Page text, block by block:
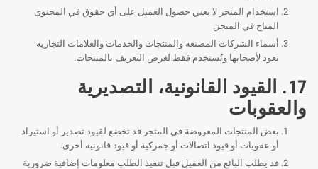
استخدام المتجر لا يعني حصول العميل على أي حقوق في المحتوى
المتاح في المتجر.
أسماء الشركات المصنعة والمنتجات والخدمات والعلامات التجارية
تعود لأصحابها وتُستخدم فقط لغرض التعريف بالمنتجات.
17. القيود القانونية، التصديرية
والعقوبات
بعض المنتجات المعروضة في المتجر قد تخضع لقيود تصدير أو استيراد
أو عقوبات أو قيود اتصالات أو جمركية أو قيود قانونية أخرى.
قد يطلب البائع من العميل قبل تنفيذ الطلب معلومات إضافية ضرورية